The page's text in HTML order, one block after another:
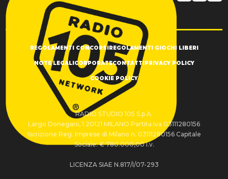
REGOLAMENTI CONCORSI REGOLAMENTI GIOCHI LIBERI
NOTE LEGALI CORPORATECONTATTI PRIVACY POLICY
COOKIE POLICY
RADIO STUDIO 105 S.p.A.
Largo Donegani, 1 20121 MILANO Partita Iva 03111280156
Iscrizione Reg. Imprese di Milano n. 03111280156 Capitale
Sociale: € 780.000,00 i.v.
LICENZA SIAE N.817/I/07-293